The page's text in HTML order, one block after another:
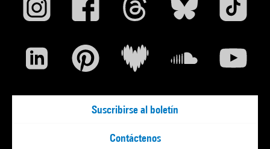
Suscribirse al boletín
Contáctenos